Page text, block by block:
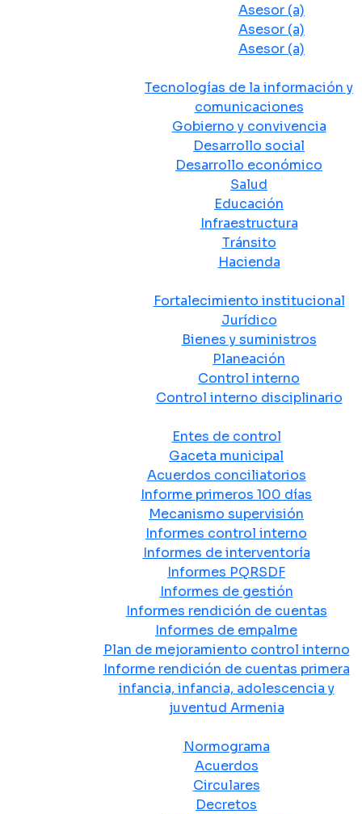
Asesor (a)
Asesor (a)
Asesor (a)
Tecnologías de la información y
comunicaciones
Gobierno y convivencia
Desarrollo social
Desarrollo económico
Salud
Educación
Infraestructura
Tránsito
Hacienda
Fortalecimiento institucional
Jurídico
Bienes y suministros
Planeación
Control interno
Control interno disciplinario
Entes de control
Gaceta municipal
Acuerdos conciliatorios
Informe primeros 100 días
Mecanismo supervisión
Informes control interno
Informes de interventoría
Informes PQRSDF
Informes de gestión
Informes rendición de cuentas
Informes de empalme
Plan de mejoramiento control interno
Informe rendición de cuentas primera
infancia, infancia, adolescencia y
juventud Armenia
Normograma
Acuerdos
Circulares
Decretos